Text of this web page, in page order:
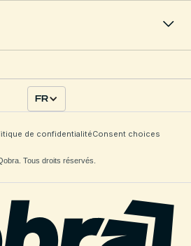
Tous droits réservés.
de confidentialitéConsent choices
FR